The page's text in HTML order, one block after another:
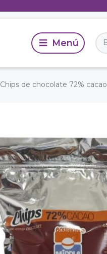
Chips de chocolate 72%